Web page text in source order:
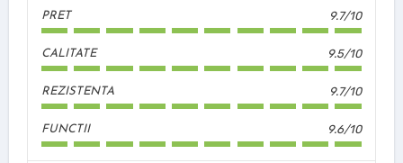
PRET 9.7/10
CALITATE 9.5/10
REZISTENTA 9.7/10
FUNCTII 9.6/10